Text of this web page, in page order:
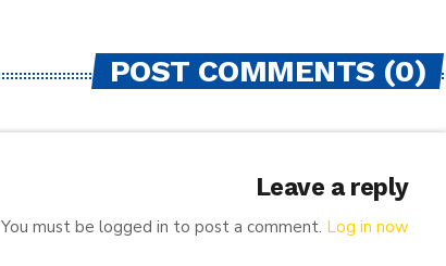
POST COMMENTS (0)
Leave a reply
You must be logged in to post a comment. Log in now